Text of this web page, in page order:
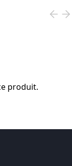
produit.